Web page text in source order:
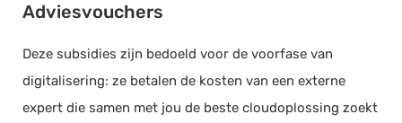
Adviesvouchers
Deze subsidies zijn bedoeld voor de voorfase van
digitalisering: ze betalen de kosten van een externe
expert die samen met jou de beste cloudoplossing zoekt